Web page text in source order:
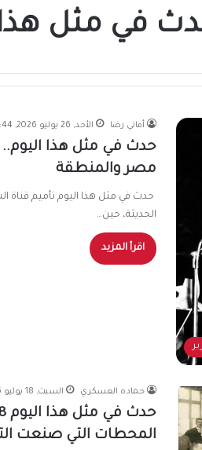
في مثل هذا
أماني رضا الأحد, 26 يوليو 2026, 8:44 مساءً
حدث في مثل هذا اليوم..
مصر والمنطقة
حدث في مثل هذا اليوم تأميم قناة
الحديثة، حين…
اقرأ المزيد
حماده العسكري السبت, 18 يوليو 2026, 11:28 صباحًا
المحطات التي صنعت